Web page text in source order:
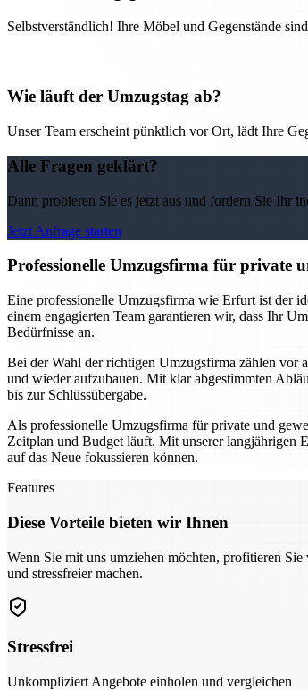
Selbstverständlich! Ihre Möbel und Gegenstände
Wie läuft der Umzugstag ab?
Unser Team erscheint pünktlich vor Ort, lädt Ihre
Alle Fragen geklärt?
Dann probieren Sie es jetzt aus und fordern Sie Ihr
Jetzt Anfrage starten
Professionelle Umzugsfirma für private
Eine professionelle Umzugsfirma wie Erfurt ist der
einem engagierten Team garantieren wir, dass Ihr
Bedürfnisse an.
Bei der Wahl der richtigen Umzugsfirma zählen vor
und wieder aufzubauen. Mit klar abgestimmten
bis zur Schlüssübergabe.
Als professionelle Umzugsfirma für private und
Zeitplan und Budget läuft. Mit unserer langjährigen
auf das Neue fokussieren können.
Features
Diese Vorteile bieten wir Ihnen
Wenn Sie mit uns umziehen möchten, profitieren
und stressfreier machen.
Stressfrei
Unkompliziert Angebote einholen und vergleichen